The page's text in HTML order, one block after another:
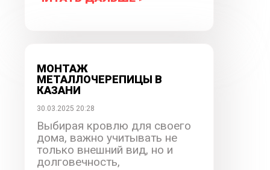
МОНТАЖ
МЕТАЛЛОЧЕРЕПИЦЫ В
КАЗАНИ
30.03.2025 20:28
Выбирая кровлю для своего
дома, важно учитывать не
только внешний вид, но и
долговечность,